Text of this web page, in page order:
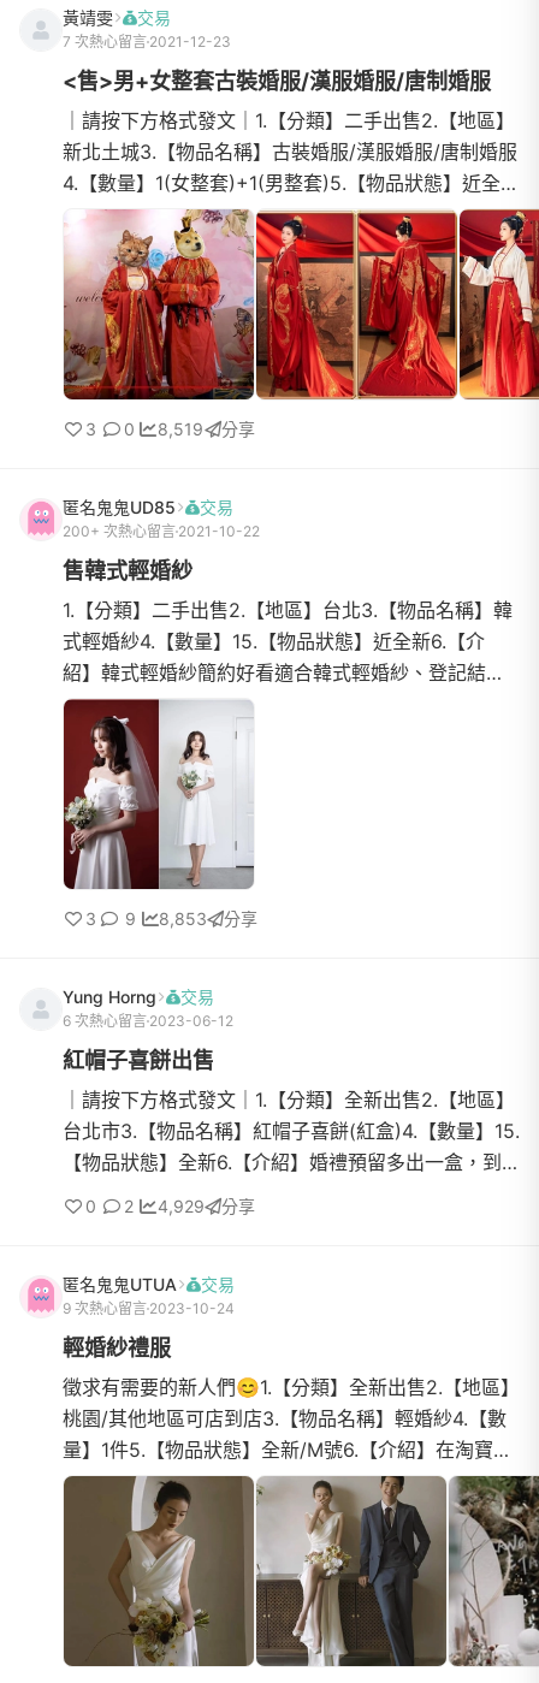
黃靖雯 交易
7 次熱心留言 2021-12-23
<售>男+女整套古裝婚服/漢服婚服/唐制婚服
｜請按下方格式發文｜1.【分類】二手出售2.【地區】
新北土城3.【物品名稱】古裝婚服/漢服婚服/唐制婚服
4.【數量】1(女整套)+1(男整套)5.【物品狀態】近全新
(都只在婚宴會館穿著進場一次)6.【介紹】廣袖衫女款
拖尾+女...
3 0 8,519 分享
匿名鬼鬼UD85 交易
200+ 次熱心留言 2021-10-22
售韓式輕婚紗
1.【分類】二手出售2.【地區】台北3.【物品名稱】韓
式輕婚紗4.【數量】15.【物品狀態】近全新6.【介
紹】韓式輕婚紗簡約好看適合韓式輕婚紗、登記結
婚，也可當伴娘服7.【價格】6008.【交易方式】面
交/郵寄/超商店到店...
3 9 8,853 分享
Yung Horng 交易
6 次熱心留言 2023-06-12
紅帽子喜餅出售
｜請按下方格式發文｜1.【分類】全新出售2.【地區】
台北市3.【物品名稱】紅帽子喜餅(紅盒)4.【數量】15.
【物品狀態】全新6.【介紹】婚禮預留多出一盒，到
期日2023/8/17.【價格】7008.【交易方式】面交/郵
0 2 4,929 分享
匿名鬼鬼UTUA 交易
9 次熱心留言 2023-10-24
輕婚紗禮服
徵求有需要的新人們😊1.【分類】全新出售2.【地區】
桃園/其他地區可店到店3.【物品名稱】輕婚紗4.【數
量】1件5.【物品狀態】全新/M號6.【介紹】在淘寶買
訂婚和結婚的婚紗，訂婚有多買以備現在尺寸買太大
還有另外一件...